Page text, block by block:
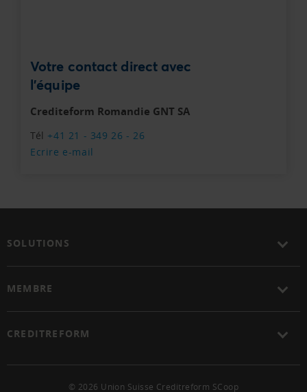
Votre contact direct avec
l'équipe
Crediteform Romandie GNT SA
Tél +41 21 - 349 26 - 26
Ecrire e-mail
SOLUTIONS
MEMBRE
CREDITREFORM
© 2026 Union Suisse Creditreform SCoop